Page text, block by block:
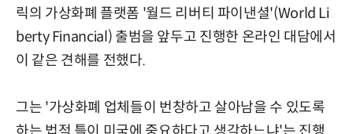
릭의 가상화폐 플랫폼 '월드 리버티 파이낸셜'(World Li
berty Financial) 출범을 앞두고 진행한 온라인 대담에서
이 같은 견해를 전했다.
그는 '가상화폐 업체들이 번창하고 살아남을 수 있도록